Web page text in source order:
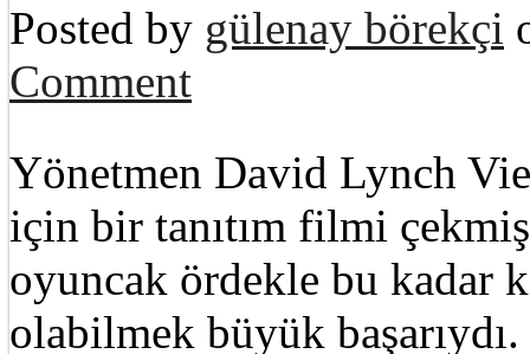
Posted by gülenay börekçi
Comment
Yönetmen David Lynch
için bir tanıtım filmi
oyuncak ördekle bu kadar
olabilmek büyük